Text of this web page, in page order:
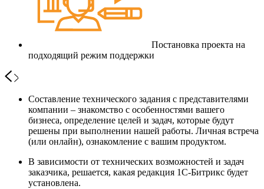
Постановка проекта на
подходящий режим поддержки
Составление технического задания с представителями
компании – знакомство с особенностями вашего
бизнеса, определение целей и задач, которые будут
решены при выполнении нашей работы. Личная встреча
(или онлайн), ознакомление с вашим продуктом.
В зависимости от технических возможностей и задач
заказчика, решается, какая редакция 1С-Битрикс будет
установлена.